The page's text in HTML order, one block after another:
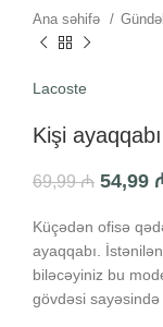
Ana səhifə
Lacoste
Kişi
69,99₼ 54,99
Küçədən ofisə
ayaqqabı.
biləcəyiniz bu
gövdəsi sayəsində